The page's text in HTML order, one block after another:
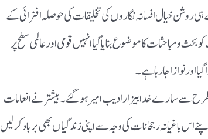
ہی روشن خیال افسانہ نگاروں کی تخلیقات کی حوصلہ افزائی کے
و مباحثات کا موضوع بنایا گیا انہیں قومی اور عالمی سطح پر
اور نوازا جارہا ہے ۔
سے سارے خدا بیزار ادیب امیر ہو گئے ۔بیشتر نے انعامات
اس باغیانہ رجحانات کی وجہ سے اپنی زندگیاں بھی برباد کر لیں